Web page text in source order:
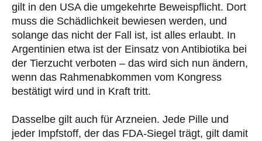
gilt in den USA die umgekehrte Beweispflicht. Dort
muss die Schädlichkeit bewiesen werden, und
solange das nicht der Fall ist, ist alles erlaubt. In
Argentinien etwa ist der Einsatz von Antibiotika bei
der Tierzucht verboten – das wird sich nun ändern,
wenn das Rahmenabkommen vom Kongress
bestätigt wird und in Kraft tritt.
Dasselbe gilt auch für Arzneien. Jede Pille und
jeder Impfstoff, der das FDA-Siegel trägt, gilt damit